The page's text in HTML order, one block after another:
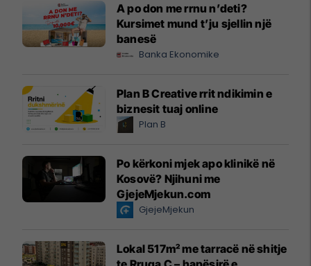
A po don me rrnu n’deti?
Kursimet mund t’ju sjellin një
banesë
Banka Ekonomike
Plan B Creative rrit ndikimin e
biznesit tuaj online
Plan B
Po kërkoni mjek apo klinikë në
Kosovë? Njihuni me
GjejeMjekun.com
GjejeMjekun
Lokal 517m² me tarracë në shitje